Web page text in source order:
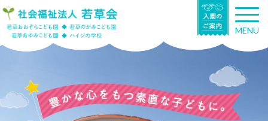
T
o
g
n
MENU